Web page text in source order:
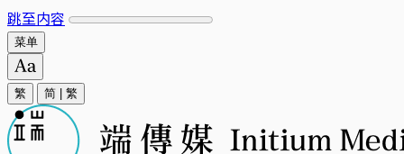
跳至内容
菜单
繁 简 繁